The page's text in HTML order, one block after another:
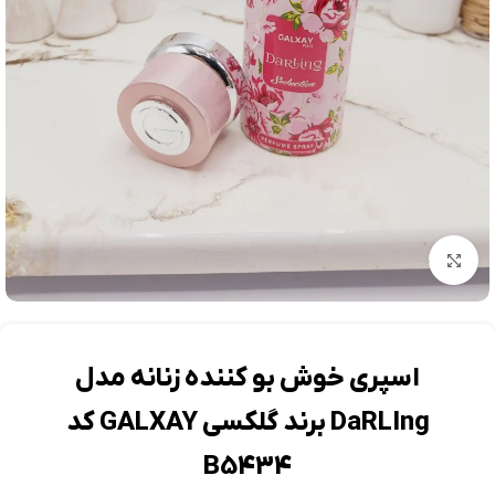
بزرگنمایی تصویر
اسپری خوش بو کننده زنانه مدل
DaRLIng برند گلکسی GALXAY کد
B5434